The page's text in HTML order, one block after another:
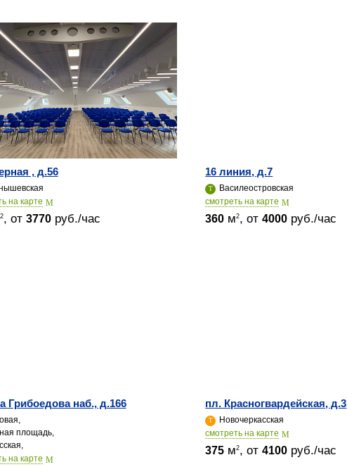
, д.56
на карте
2, от 3770руб./час
16 линия, д.7
Василеостровская
cмотреть на карте
360 м2, от4000 руб./час
Грибоедова наб., д.166
площадь,
на карте
пл. Красногвардейская, д.3
Новочеркасская
cмотреть на карте
375 м2, от4100 руб./час